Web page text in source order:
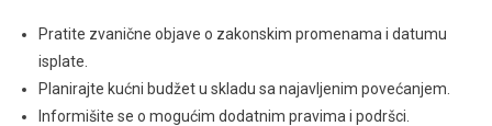
Pratite zvanične objave o zakonskim promenama i datumu
isplate.
Planirajte kućni budžet u skladu sa najavljenim povećanjem.
Informišite se o mogućim dodatnim pravima i podršci.